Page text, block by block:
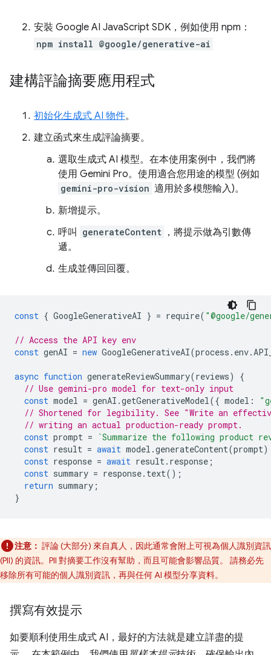
安裝 Google AI JavaScript SDK，例如使用 npm：
npm install @google/generative-ai
建構評論摘要應用程式
初始化生成式 AI 物件。
建立函式來生成評論摘要。
選取生成式 AI 模型。在本使用案例中，我們將
使用 Gemini Pro。使用適合您用途的模型 (例如
gemini-pro-vision 適用於多模態輸入)。
新增提示。
呼叫
generateContent
，將提示做為引數傳
遞。
生成並傳回回覆。
const { GoogleGenerativeAI } = require( "@google/
// Access the API key env
const genAI = new GoogleGenerativeAI(process . env.
async function generateReviewSummary(reviews)
{
// Use gemini-pro model for text-only input
const model = genAI .getGenerativeModel ({ model :
// Shortened for legibility. See "Write an
// writing an actual production-ready prompt.
const prompt =
`Summarize the following product
const result = await model .generateContent(prompt
const response = await result . response ;
const summary = response. text();
return summary ;
}
注意： 評論 (大部分) 來自真人，因此通常會附上可視為個人識別資訊
(PII) 的資訊。PII 對摘要工作沒有幫助，而且可能會影響品質。 請務必先
移除所有可能的個人識別資訊，再與任何 AI 模型分享資料。
撰寫有效提示
如要順利使用生成式 AI，最好的方法就是建立詳盡的提